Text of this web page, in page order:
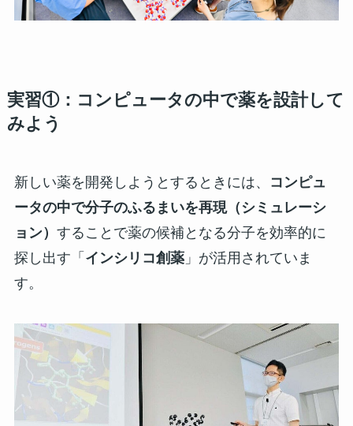
実習①：コンピュータの中で薬を設計して
みよう
新しい薬を開発しようとするときには、
コンピュ
ータの中で分子のふるまいを再現（シミュレーシ
ョン） することで薬の候補となる分子を効率的に
探し出す「 インシリコ創薬」が活用されていま
す。